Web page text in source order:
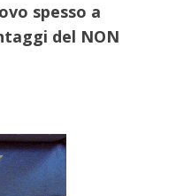
spesso a
del NON